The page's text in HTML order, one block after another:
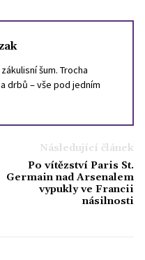
šum. Trocha
drbů – vše pod jedním
Následující článek
Po vítězství Paris St.
Germain nad Arsenalem
vypukly ve Francii
násilnosti